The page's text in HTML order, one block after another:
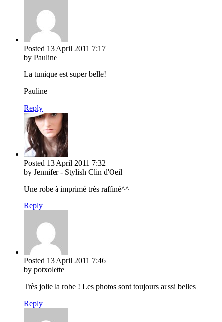
Posted 13 April 2011 7:17
by Pauline
La tunique est super belle!
Pauline
Reply
Posted 13 April 2011 7:32
by Jennifer - Stylish Clin d'Oeil
Une robe à imprimé très raffiné^^
Reply
Posted 13 April 2011 7:46
by potxolette
Très jolie la robe ! Les photos sont toujours aussi belles
Reply